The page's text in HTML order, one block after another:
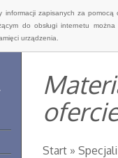
informacji zapisanych za
do obsługi internetu
urządzenia.
Start »